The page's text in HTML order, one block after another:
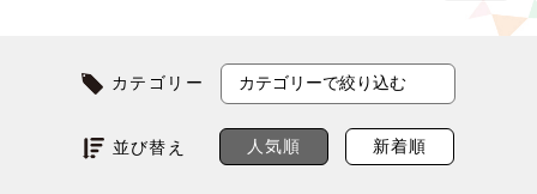
カテゴリー
並び替え 人気順 新着順